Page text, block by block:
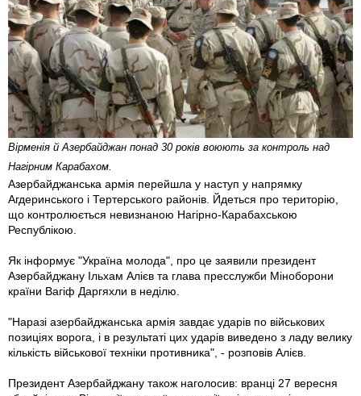
Вірменія й Азербайджан понад 30 років воюють за контроль над
Нагірним Карабахом.
Азербайджанська армія перейшла у наступ у напрямку
Агдеринського і Тертерського районів. Йдеться про територію,
що контролюється невизнаною Нагірно-Карабахською
Республікою.
Як інформує "Україна молода", про це заявили президент
Азербайджану Ільхам Алієв та глава пресслужби Міноборони
країни Вагіф Даргяхли в неділю.
"Наразі азербайджанська армія завдає ударів по військових
позиціях ворога, і в результаті цих ударів виведено з ладу велику
кількість військової техніки противника", - розповів Алієв.
Президент Азербайджану також наголосив: вранці 27 вересня